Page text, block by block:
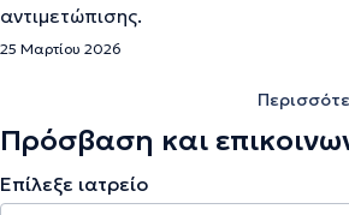
αντιμετώπισης.
25 Μαρτίου 2026
Πρόσβαση και
Επίλεξε ιατρείο